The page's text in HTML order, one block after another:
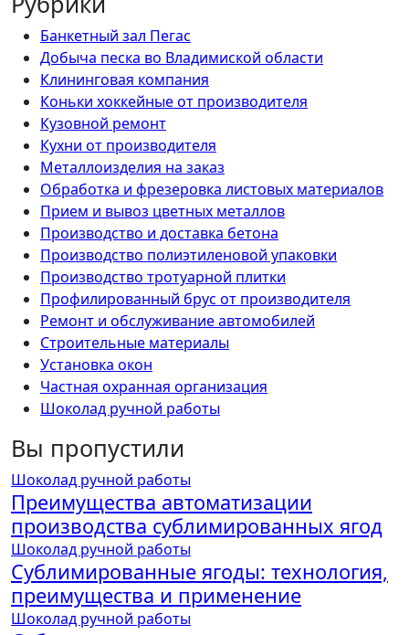
Банкетный зал Пегас
Добыча песка во Владимиской области
Клининговая компания
Коньки хоккейные от производителя
Кузовной ремонт
Кухни от производителя
Металлоизделия на заказ
Обработка и фрезеровка листовых материалов
Прием и вывоз цветных металлов
Производство и доставка бетона
Производство полиэтиленовой упаковки
Производство тротуарной плитки
Профилированный брус от производителя
Ремонт и обслуживание автомобилей
Строительные материалы
Установка окон
Частная охранная организация
Шоколад ручной работы
Вы пропустили
Шоколад ручной работы
Преимущества автоматизации
производства сублимированных ягод
Шоколад ручной работы
Сублимированные ягоды: технология,
преимущества и применение
Шоколад ручной работы